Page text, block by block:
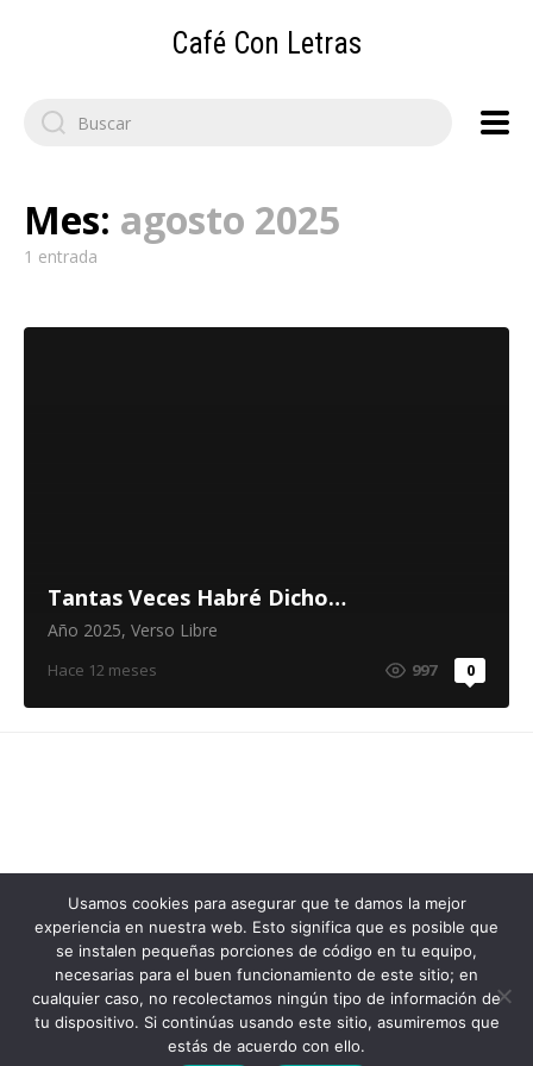
Café Con Letras
Search
for:
Mes: agosto 2025
1 entrada
Tantas Veces Habré Dicho…
Año 2025, Verso Libre
Hace 12 meses 997 0
© 2026 Café Con Letras
Cafe Con Letras (c)
Usamos cookies para asegurar que te damos la mejor
experiencia en nuestra web. Esto significa que es posible que
se instalen pequeñas porciones de código en tu equipo,
necesarias para el buen funcionamiento de este sitio; en
cualquier caso, no recolectamos ningún tipo de información de
tu dispositivo. Si continúas usando este sitio, asumiremos que
estás de acuerdo con ello.